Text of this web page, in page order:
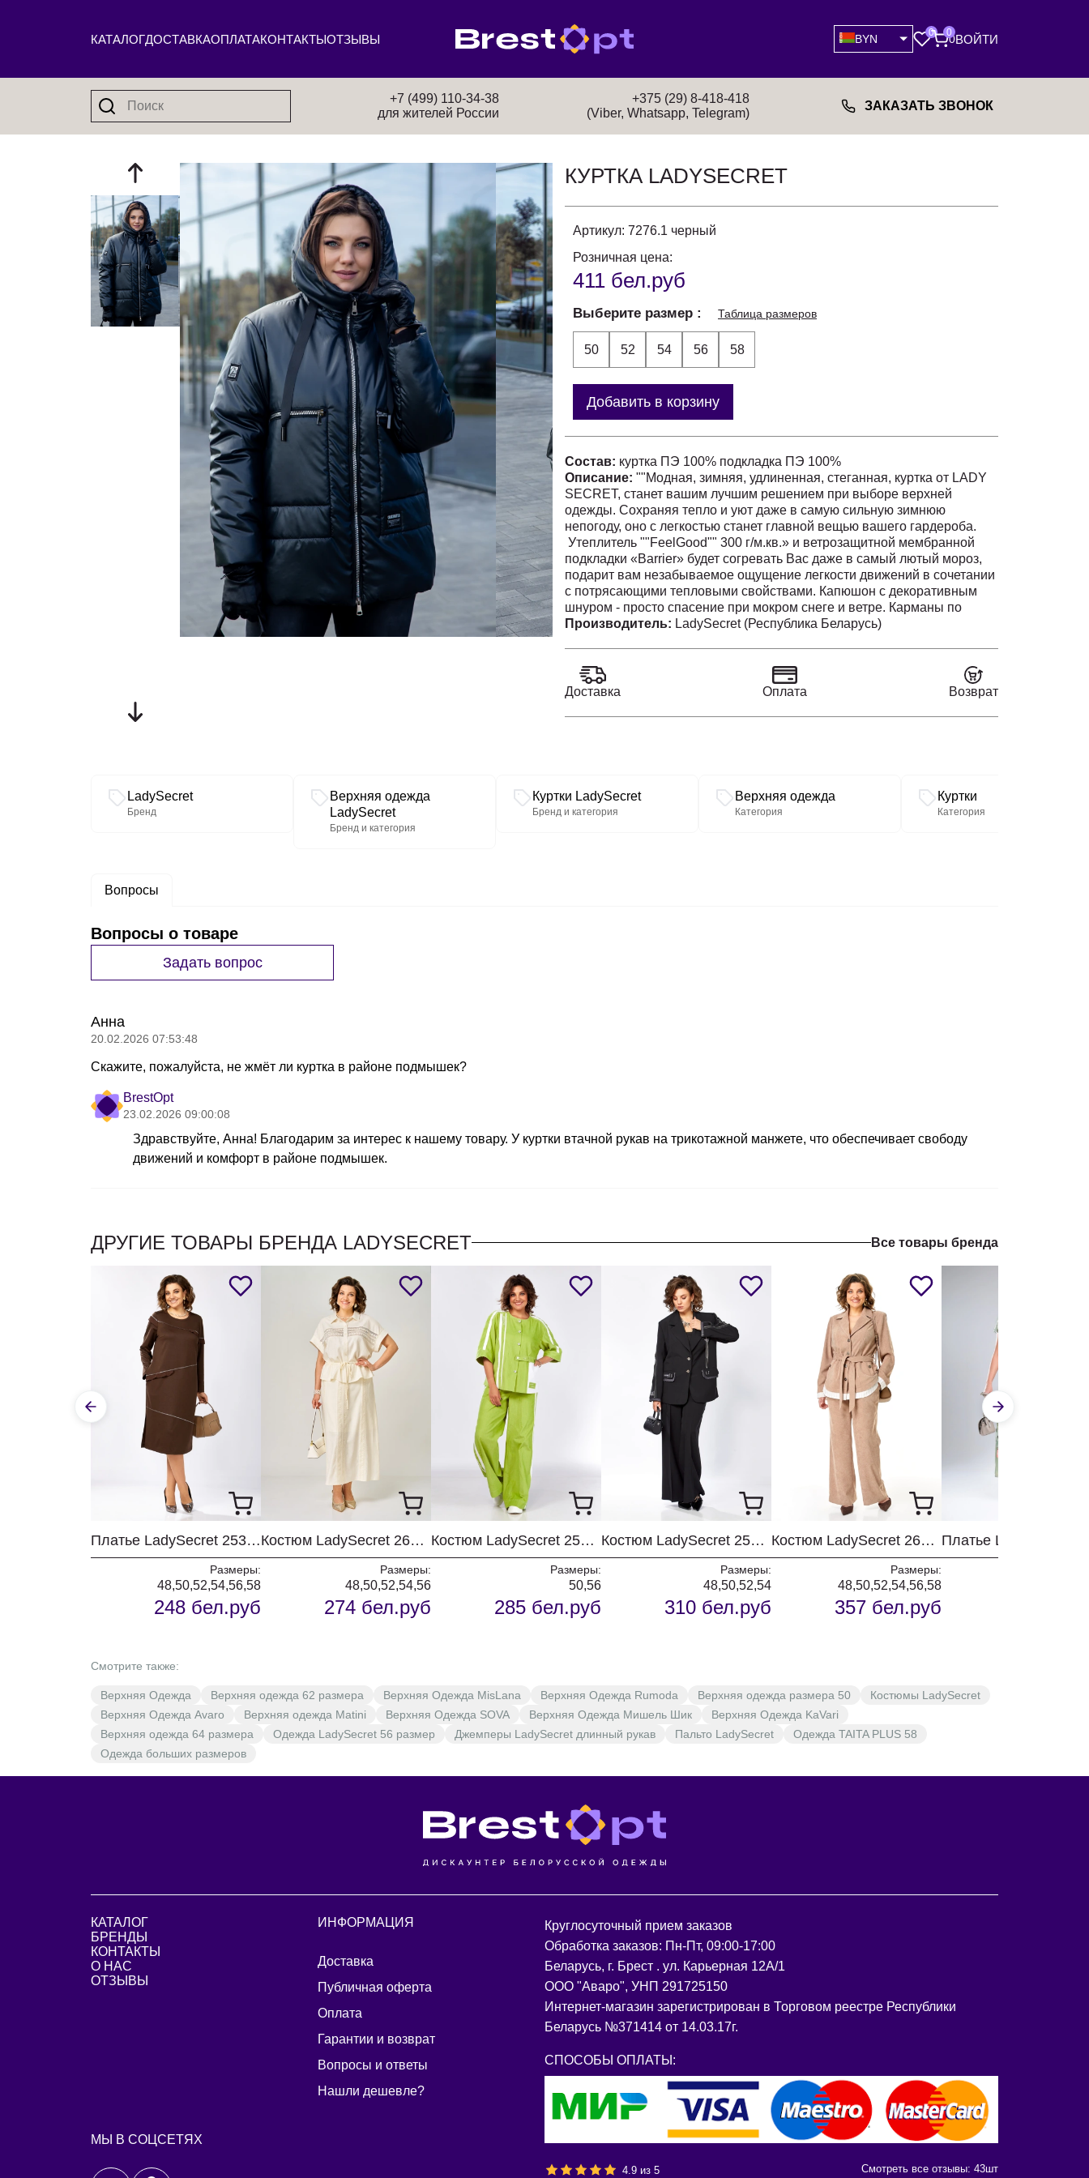
КАТАЛОГДОСТАВКАОПЛАТАКОНТАКТЫОТЗЫВЫ BYN
0 0
0ВОЙТИ
+7 (499) 110-34-38
для жителей России
+375 (29) 8-418-418
(Viber, Whatsapp, Telegram)
ЗАКАЗАТЬ ЗВОНОК
КУРТКА LADYSECRET
Артикул: 7276.1 черный
Розничная цена:
411 бел.руб
Выберите размер Таблица размеров
50 52 54 56 58
Добавить в корзину
Состав: куртка ПЭ 100% подкладка ПЭ 100%
Описание: ""Модная, зимняя, удлиненная, стеганная, куртка от LADY
SECRET, станет вашим лучшим решением при выборе верхней
одежды. Сохраняя тепло и уют даже в самую сильную зимнюю
непогоду, оно с легкостью станет главной вещью вашего гардероба.
Утеплитель ""FeelGood"" 300 г/м.кв.» и ветрозащитной мембранной
подкладки «Barrier» будет согревать Вас даже в самый лютый мороз,
подарит вам незабываемое ощущение легкости движений в сочетании
с потрясающими тепловыми свойствами. Капюшон с декоративным
шнуром - просто спасение при мокром снеге и ветре. Карманы по
полочкам на молниях и в боковых швах. Рукав втачной на трикотажной
стремится хорошо выглядеть в любую погоду. Температурный режим
заявленный производителем утеплителя от -10 до -20 градусов
50/52/54-74см
куртка
обхват груди 124 128
Производитель: LadySecret (Республика Беларусь)
Доставка Оплата Возврат
LadySecret
Бренд
Верхняя одежда
LadySecret
Бренд и категория
Куртки LadySecret
Бренд и категория
Верхняя одежда
Категория
Куртки
Категория
Вопросы
Вопросы о товаре
Задать вопрос
Анна
20.02.2026 07:53:48
Скажите, пожалуйста, не жмёт ли куртка в районе подмышек?
BrestOpt
23.02.2026 09:00:08
Здравствуйте, Анна! Благодарим за интерес к нашему товару. У куртки втачной рукав на трикотажной манжете, что обеспечивает свободу
движений и комфорт в районе подмышек.
ДРУГИЕ ТОВАРЫ БРЕНДА LADYSECRET Все товары бренда
Платье LadySecret 25314 шоколад
Размеры:
48,50,52,54,56,58
248 бел.руб
Костюм LadySecret 26112 молочный
Размеры:
48,50,52,54,56
274 бел.руб
Костюм LadySecret 25203 лайм + белый
Размеры:
50,56
285 бел.руб
Костюм LadySecret 25225 черный
Размеры:
48,50,52,54
310 бел.руб
Костюм LadySecret 26251 бежевый
Размеры:
48,50,52,54,56,58
357 бел.руб
Смотрите также:
Верхняя Одежда Верхняя одежда 62 размера Верхняя Одежда MisLana Верхняя Одежда Rumoda Верхняя одежда размера 50
Костюмы LadySecret
Верхняя Одежда Avaro
Верхняя одежда Matini Верхняя Одежда SOVA Верхняя Одежда Мишель Шик
Верхняя Одежда KaVari
Верхняя одежда 64 размера
Одежда LadySecret 56 размер Джемперы LadySecret длинный рукав Пальто LadySecret
Одежда TAITA PLUS 58
Одежда больших размеров
КАТАЛОГ
БРЕНДЫ
КОНТАКТЫ
О НАС
ОТЗЫВЫ
МЫ В СОЦСЕТЯХ
ИНФОРМАЦИЯ
Доставка
Публичная оферта
Оплата
Гарантии и возврат
Вопросы и ответы
Нашли дешевле?
Круглосуточный прием заказов
Обработка заказов: Пн-Пт, 09:00-17:00
Беларусь, г. Брест . ул. Карьерная 12А/1
ООО "Аваро", УНП 291725150
Интернет-магазин зарегистрирован в Торговом реестре Республики
Беларусь №371414 от 14.03.17г.
СПОСОБЫ ОПЛАТЫ:
4.9 из5 Смотреть все отзывы: 43шт